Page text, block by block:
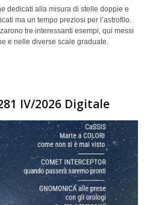
dedicati alla misura di stelle doppie e
ma un tempo preziosi per l’astrofilo.
tre interessanti esempi, qui messi
e nelle diverse scale graduate.
IV/2026 Digitale